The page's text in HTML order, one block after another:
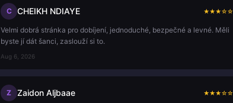
C CHEIKH NDIAYE ★★★☆☆
Velmi dobrá stránka pro dobíjení, jednoduché, bezpečné a levné. Měli
byste jí dát šanci, zaslouží si to.
Aug 6, 2026
Z Zaidon Aljbaae ★★★☆☆